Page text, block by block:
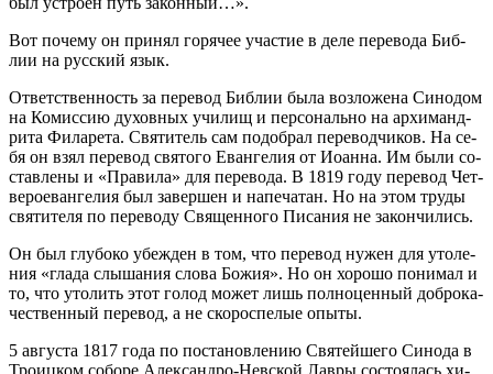
Вот по­че­му он при­нял го­ря­чее уча­стие в де­ле пе­ре­во­да Биб­
лии на рус­ский язык.
От­вет­ствен­ность за пе­ре­вод Биб­лии бы­ла воз­ло­же­на Си­но­дом
на Ко­мис­сию ду­хов­ных учи­лищ и пер­со­наль­но на ар­хи­манд­
ри­та Фила­ре­та. Свя­ти­тель сам по­до­брал пе­ре­вод­чи­ков. На се­
бя он взял пе­ре­вод свя­то­го Еван­ге­лия от Иоан­на. Им бы­ли со­
став­ле­ны и «Пра­ви­ла» для пе­ре­во­да. В 1819 го­ду пе­ре­вод Чет­
ве­ро­е­ван­ге­лия был за­вер­шен и на­пе­ча­тан. Но на этом тру­ды
свя­ти­те­ля по пе­ре­во­ду Свя­щен­но­го Пи­са­ния не за­кон­чи­лись.
Он был глу­бо­ко убеж­ден в том, что пе­ре­вод ну­жен для уто­ле­
ния «гла­да слы­ша­ния сло­ва Бо­жия». Но он хо­ро­шо по­ни­мал и
то, что уто­лить этот го­лод мо­жет лишь пол­но­цен­ный доб­ро­ка­
че­ствен­ный пе­ре­вод, а не ско­ро­спе­лые опы­ты.
5 ав­гу­ста 1817 го­да по по­ста­нов­ле­нию Свя­тей­ше­го Си­но­да в
Тро­иц­ком со­бо­ре Алек­сан­дро-Нев­ской Лав­ры со­сто­я­лась хи­